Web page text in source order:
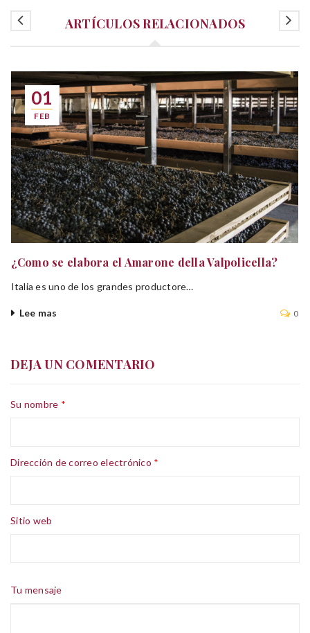
ARTÍCULOS RELACIONADOS
01
FEB
¿Como se elabora el Amarone della Valpolicella?
Italia es uno de los grandes productores de vino en el mundo. Gracias a su tradición vinícola, los
Lee mas 0
DEJA UN COMENTARIO
Su nombre *
Dirección de correo electrónico *
Sitio web
Tu mensaje